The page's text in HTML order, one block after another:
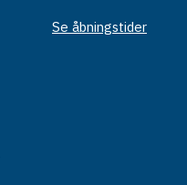
Se åbningstider